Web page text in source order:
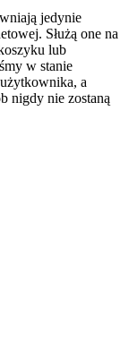
jedynie
Służą one na
lub
w stanie
a
nigdy nie zostaną